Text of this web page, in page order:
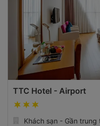
TTC Hotel - Airport
Khách sạn - Gần trung